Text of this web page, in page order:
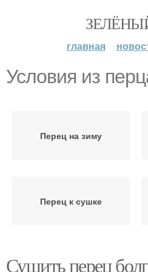
главная
Условия из
Перец на зиму
Перец к сушке
Сушить перец